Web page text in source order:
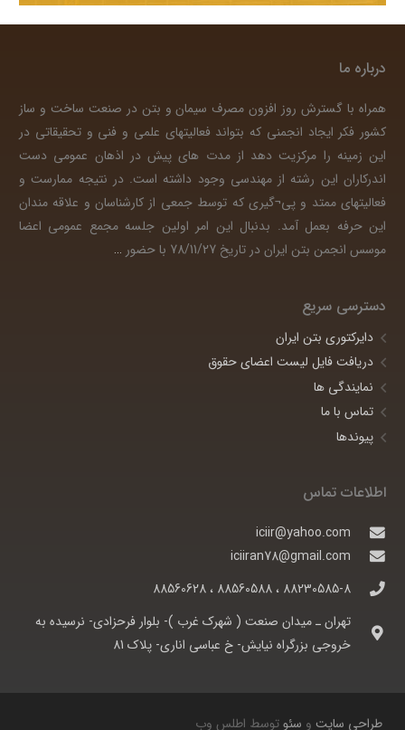
درباره ما
همراه با گسترش روز افزون مصرف سیمان و بتن در صنعت ساخت و ساز
کشور فکر ایجاد انجمنی که بتواند فعالیتهای علمی و فنی و تحقیقاتی در
این زمینه را مرکزیت دهد از مدت های پیش در اذهان عمومی دست
اندرکاران این رشته از مهندسی وجود داشته است. در نتیجه ممارست و
فعالیتهای ممتد و پی¬گیری که توسط جمعی از کارشناسان و علاقه مندان
این حرفه بعمل آمد. بدنبال این امر اولین جلسه مجمع عمومی اعضا
موسس انجمن بتن ایران در تاریخ 78/11/27 با حضور
…
دسترسی سریع
دایرکتوری بتن ایران
دریافت فایل لیست اعضای حقوق
نمایندگی ها
تماس با ما
پیوندها
اطلاعات تماس
iciir@yahoo.com
iciiran78@gmail.com
88230585-8 ، 88560588 ، 88560628
تهران ـ ميدان صنعت ( شهرک غرب )- بلوار فرحزادی- نرسيده به
خروجی بزرگراه نيايش- خ عباسی اناری- پلاک 81
طراحی سایت و سئوتوسط اطلس وب